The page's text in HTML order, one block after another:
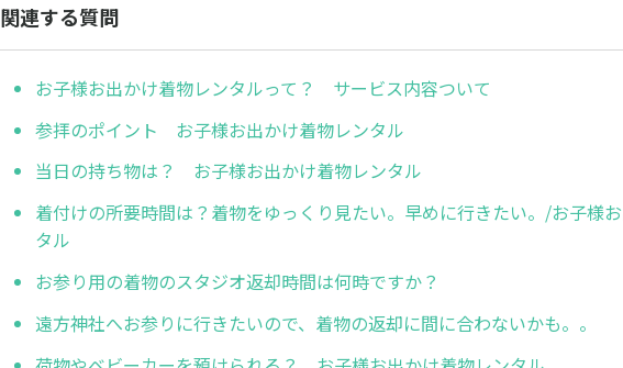
関連する質問
お子様お出かけ着物レンタルって？ サービス内容ついて
参拝のポイント お子様お出かけ着物レンタル
当日の持ち物は？ お子様お出かけ着物レンタル
着付けの所要時間は？着物をゆっくり見たい。早めに行きたい。/お子様
タル
お参り用の着物のスタジオ返却時間は何時ですか？
遠方神社へお参りに行きたいので、着物の返却に間に合わないかも。。